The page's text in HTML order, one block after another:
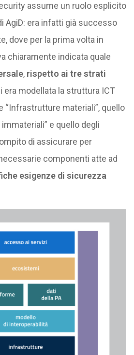
assume un ruolo esplicito
AgiD: era infatti già successo
dove per la prima volta in
chiaramente indicata quale
, rispetto ai tre strati
era modellata la struttura ICT
“Infrastrutture materiali”, quello
e quello degli
di assicurare per
componenti atte ad
esigenze di sicurezza